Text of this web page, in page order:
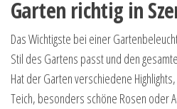
Garten richtig in
Das Wichtigste bei einer
Stil des Gartens passt und den
Hat der Garten verschiedene
Teich, besonders schöne Rosen oder